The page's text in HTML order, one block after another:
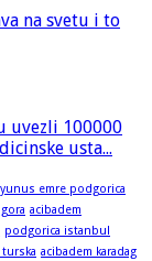
na svetu i to
uvezli 100000
usta...
yunus emre podgorica
acibadem
podgorica istanbul
acibadem karadag